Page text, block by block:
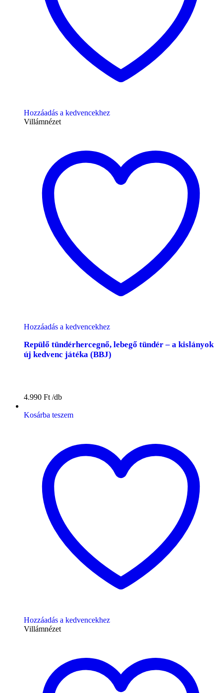
Hozzáadás a kedvencekhez
Villámnézet
Hozzáadás a kedvencekhez
Repülő tündérhercegnő, lebegő tündér – a kislányok
új kedvenc játéka (BBJ)
4.990 Ft
Kosárba teszem
Hozzáadás a kedvencekhez
Villámnézet